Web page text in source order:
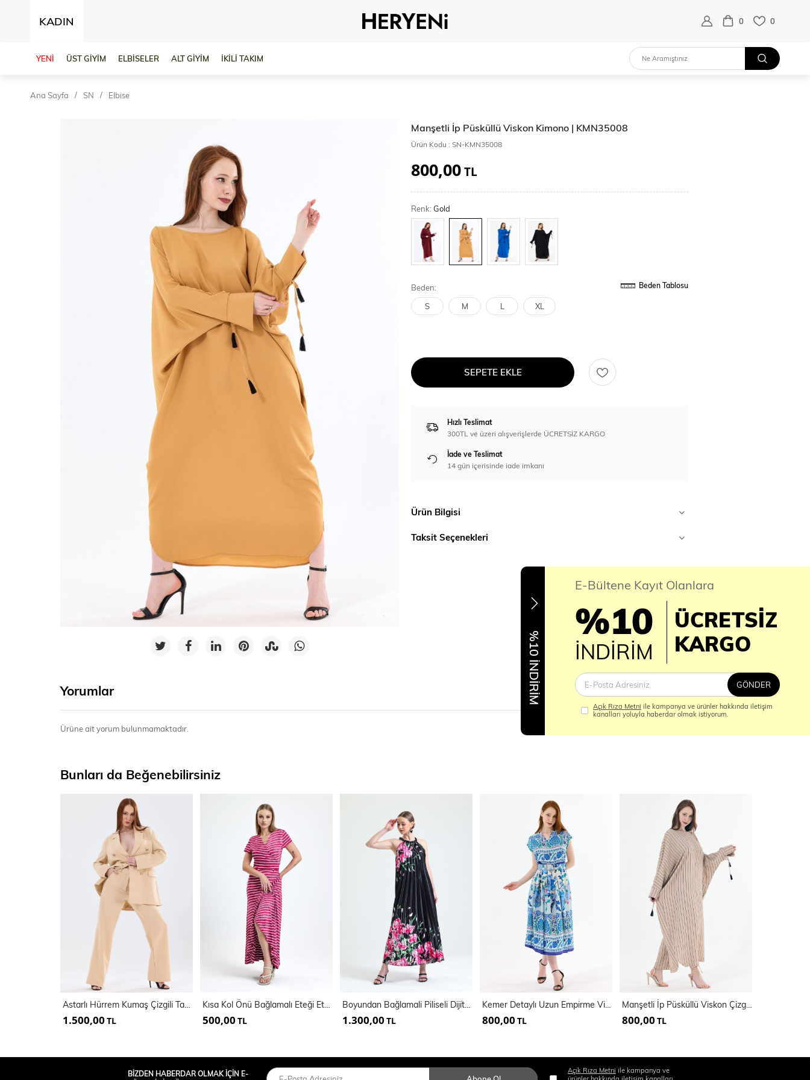
KADIN 0 0
YENİ ÜST GİYİM ELBİSELER ALT GİYİM İKİLİ TAKIM
Ana Sayfa SN Elbise
Manşetli İp Püsküllü Viskon Kimono | KMN35008
Ürün Kodu : SN-KMN35008
800,00TL
Renk:Gold
Beden: Beden Tablosu
S M L XL
SEPETE EKLE
Hızlı Teslimat
300TL ve üzeri alışverişlerde ÜCRETSİZ KARGO
İade ve Teslimat
14 gün içerisinde iade imkanı
Ürün Bilgisi
Taksit Seçenekleri
Yorumlar
Ürüne ait yorum bulunmamaktadır.
Bunları da Beğenebilirsiniz
Astarlı Hürrem Kumaş Çizgili Takım Elbise | Tk35550
1.500,00 TL
Kısa Kol Önü Bağlamalı Eteği Eteği Geniş Uzun Elbise | Elb32853
500,00 TL
Boyundan Bağlamali Piliseli Dijital Baskili Kolsuz Saten Elbise | Elb34513
1.300,00 TL
Kemer Detaylı Uzun Empirme Viskon Jile Elbise | Elb35648
800,00 TL
Manşetli İp Püsküllü Viskon Çizgili Kimono | KMN35613
800,00 TL
%10 İNDİRİM
E-Bültene Kayıt Olanlara
%10
İNDİRİM
ÜCRETSİZ
KARGO
GÖNDER
Açık Rıza Metni ile kampanya ve ürünler hakkında iletişim
kanalları yoluyla haberdar olmak istiyorum.
BİZDEN HABERDAR OLMAK İÇİN E-
Açık Rıza Metni ile kampanya ve